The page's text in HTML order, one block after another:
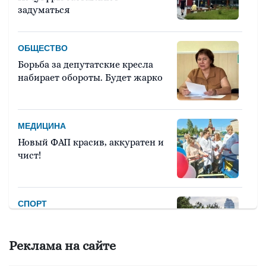
обеспечение продовольственной
ВЛАСТЬ
25 марта 2026
Денис Паслер утвердил сводный
ОБРАЗОВАНИЕ
24 марта 2026
24 марта 2026
задуматься
ОБЩЕСТВО
Борьба за депутатские кресла
набирает обороты. Будет жарко
МЕДИЦИНА
Новый ФАП красив, аккуратен и
чист!
СПОРТ
марафоне «Европа – Азия»
Реклама на сайте